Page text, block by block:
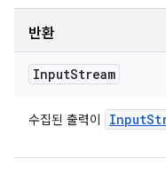
반환
InputStream
수집된 출력이 Input